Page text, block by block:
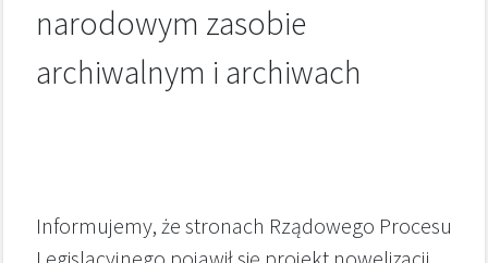
narodowym zasobie
archiwalnym i archiwach
Informujemy, że stronach Rządowego Procesu